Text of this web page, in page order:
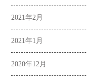
2021年2月
2021年1月
2020年12月